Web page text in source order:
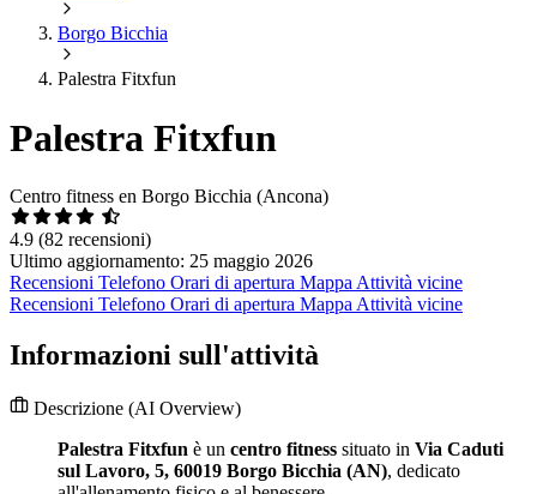
Borgo Bicchia
Palestra Fitxfun
Palestra Fitxfun
Centro fitness en Borgo Bicchia (Ancona)
4.9 (82 recensioni)
Ultimo aggiornamento: 25 maggio 2026
Recensioni Telefono Orari di apertura Mappa Attività vicine
Recensioni Telefono Orari di apertura Mappa Attività vicine
Informazioni sull'attività
Descrizione (AI Overview)
Palestra Fitxfun è un centro fitness situato in Via Caduti
sul Lavoro, 5, 60019 Borgo Bicchia (AN), dedicato